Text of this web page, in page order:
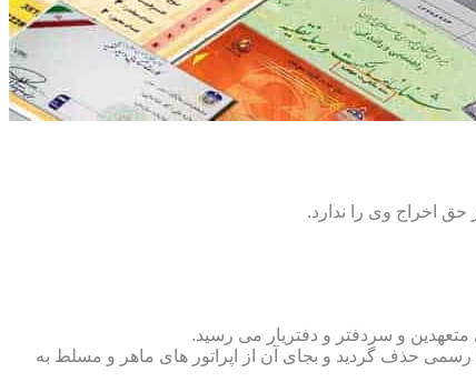
حق اخراج وی را ندارد.
متعهدین و سردفتر و دفتریار می رسید.
اسناد رسمی حذف گردید و بجای آن از اپراتور های ماهر و مسلط به